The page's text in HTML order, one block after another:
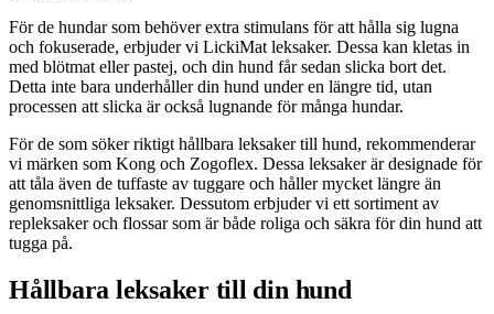
För de hundar som behöver extra stimulans för att hålla sig lugna
och fokuserade, erbjuder vi LickiMat leksaker. Dessa kan kletas in
med blötmat eller pastej, och din hund får sedan slicka bort det.
Detta inte bara underhåller din hund under en längre tid, utan
processen att slicka är också lugnande för många hundar.
För de som söker riktigt hållbara leksaker till hund, rekommenderar
vi märken som Kong och Zogoflex. Dessa leksaker är designade för
att tåla även de tuffaste av tuggare och håller mycket längre än
genomsnittliga leksaker. Dessutom erbjuder vi ett sortiment av
repleksaker och flossar som är både roliga och säkra för din hund att
tugga på.
Hållbara leksaker till din hund